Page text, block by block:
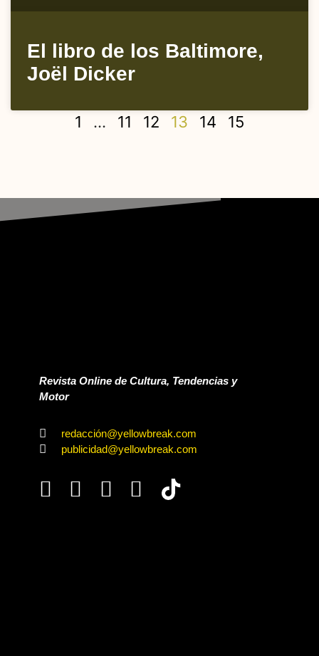
El libro de los Baltimore,
Joël Dicker
1 … 11 12 13 14 15
Revista Online de Cultura, Tendencias y
Motor
redacción@yellowbreak.com
publicidad@yellowbreak.com